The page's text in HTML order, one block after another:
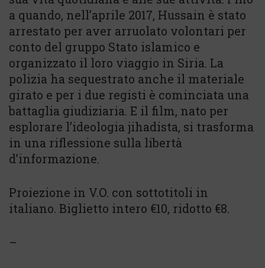
a quando, nell’aprile 2017, Hussain è stato
arrestato per aver arruolato volontari per
conto del gruppo Stato islamico e
organizzato il loro viaggio in Siria. La
polizia ha sequestrato anche il materiale
girato e per i due registi è cominciata una
battaglia giudiziaria. E il film, nato per
esplorare l’ideologia jihadista, si trasforma
in una riflessione sulla libertà
d’informazione.
Proiezione in V.O. con sottotitoli in
italiano. Biglietto intero €10, ridotto €8.
–